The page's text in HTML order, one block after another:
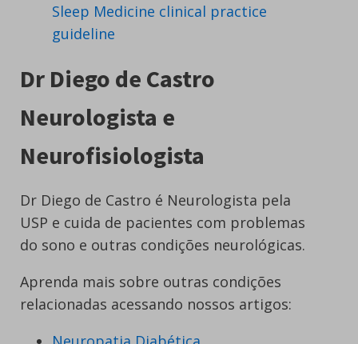
Sleep Medicine clinical practice
guideline
Dr Diego de Castro
Neurologista e
Neurofisiologista
Dr Diego de Castro é Neurologista pela
USP e cuida de pacientes com problemas
do sono e outras condições neurológicas.
Aprenda mais sobre outras condições
relacionadas acessando nossos artigos: